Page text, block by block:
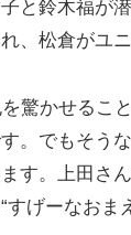
と鈴木福が
、松倉がユ
驚かせるこ
。でもそう
す。上田さ
すげーなお